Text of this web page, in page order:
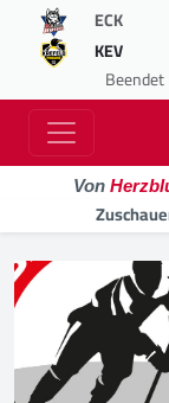
ECK
KEV
Beendet
Von